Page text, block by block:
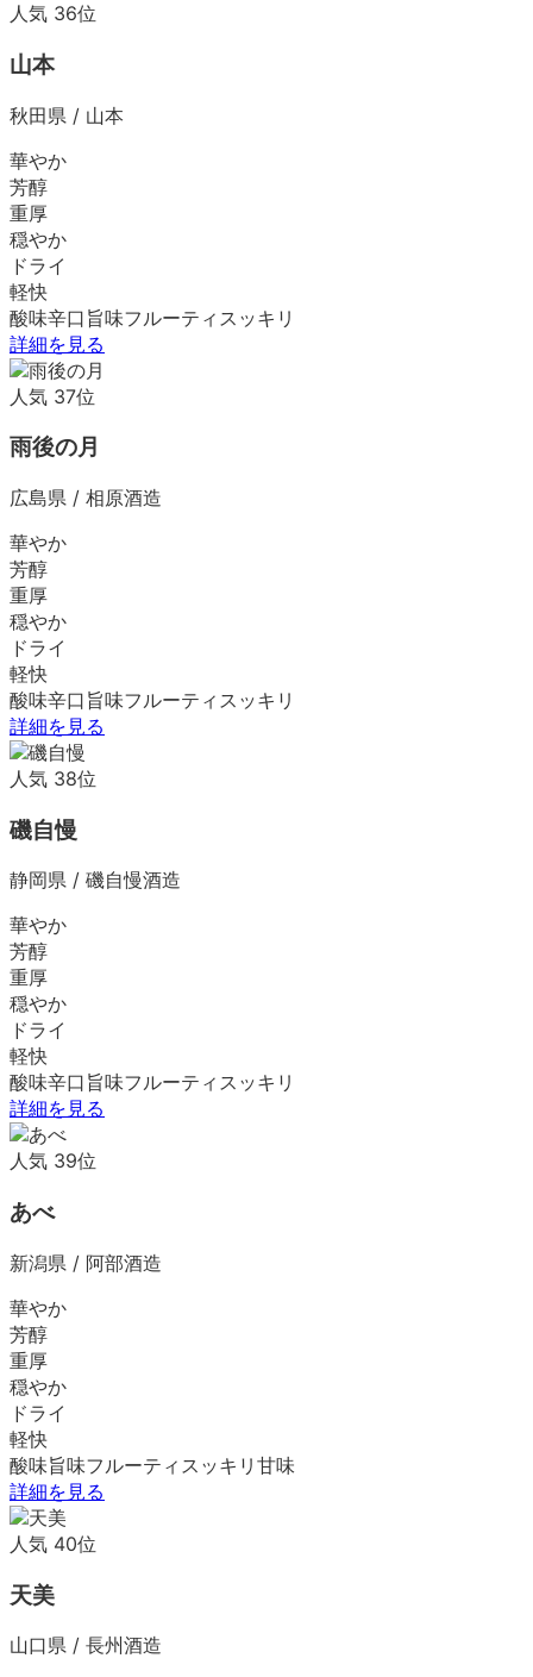
人気 36位
山本
秋田県 / 山本
華やか
芳醇
重厚
穏やか
ドライ
軽快
酸味辛口 旨味フルーティ スッキリ
詳細を見る
人気 37位
雨後の月
広島県 / 相原酒造
華やか
芳醇
重厚
穏やか
ドライ
軽快
酸味辛口 旨味フルーティ スッキリ
詳細を見る
人気 38位
磯自慢
静岡県 / 磯自慢酒造
華やか
芳醇
重厚
穏やか
ドライ
軽快
酸味辛口 旨味フルーティ スッキリ
詳細を見る
人気 39位
あべ
新潟県 / 阿部酒造
華やか
芳醇
重厚
穏やか
ドライ
軽快
酸味旨味フルーティ スッキリ 甘味
詳細を見る
人気 40位
天美
山口県 / 長州酒造